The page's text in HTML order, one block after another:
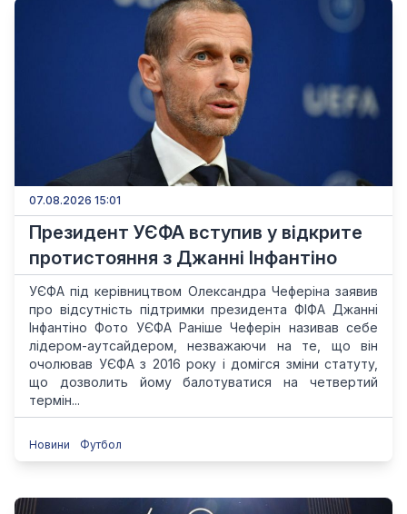
07.08.2026 15:01
Президент УЄФА вступив у відкрите
протистояння з Джанні Інфантіно
УЄФА під керівництвом Олександра Чеферіна заявив
про відсутність підтримки президента ФІФА Джанні
Інфантіно Фото УЄФА Раніше Чеферін називав себе
лідером-аутсайдером, незважаючи на те, що він
очолював УЄФА з 2016 року і домігся зміни статуту,
що дозволить йому балотуватися на четвертий
термін...
Новини Футбол